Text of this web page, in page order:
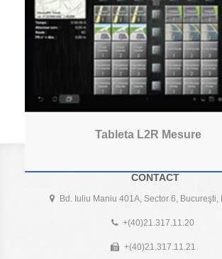
Tableta L2R Mesure
CONTACT
Bd. Iuliu Maniu 401A, Sector 6, Bucureşti,
+(40)21.317.11.20
+(40)21.317.11.21